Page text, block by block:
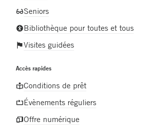
Seniors
Bibliothèque pour toutes et tous
Visites guidées
Accès rapides
Conditions de prêt
Évènements réguliers
Offre numérique